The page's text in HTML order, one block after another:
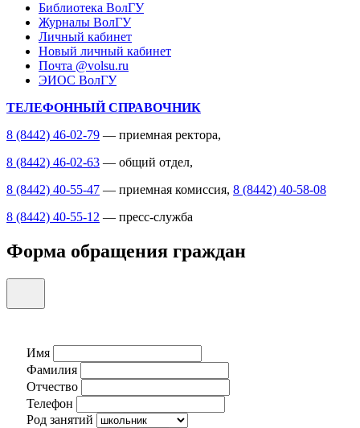
Библиотека ВолГУ
Журналы ВолГУ
Личный кабинет
Новый личный кабинет
Почта @volsu.ru
ЭИОС ВолГУ
ТЕЛЕФОННЫЙ СПРАВОЧНИК
8 (8442) 46-02-79 — приемная ректора,
8 (8442) 46-02-63 — общий отдел,
8 (8442) 40-55-47 — приемная комиссия, 8 (8442) 40-58-08
8 (8442) 40-55-12 — пресс-служба
Форма обращения граждан
Имя
Фамилия
Отчество
Телефон
Род занятий